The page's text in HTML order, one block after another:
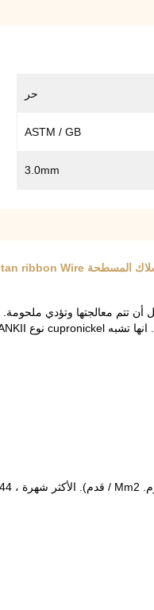
حر
ASTM / GB
3.0mm
انها تشبه cupronickel نوع TANKII ل.